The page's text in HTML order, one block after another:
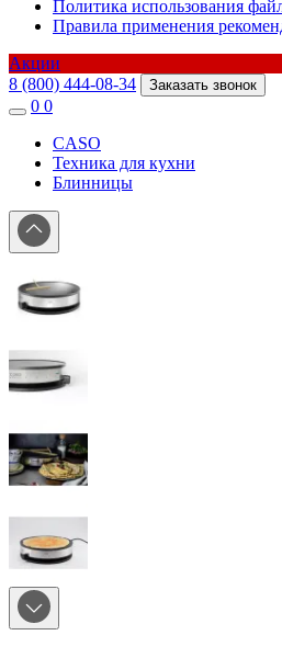
Политика использования
Правила применения
Акции
8 (800) 444-08-34
Заказать звонок
0 0
CASO
Техника для кухни
Блинницы